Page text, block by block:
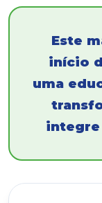
Este
início
uma
integre